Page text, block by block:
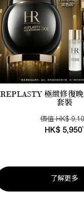
REPLASTY 極緻修復
套裝
HK$ 5,950*
價值 HK$
了解更多